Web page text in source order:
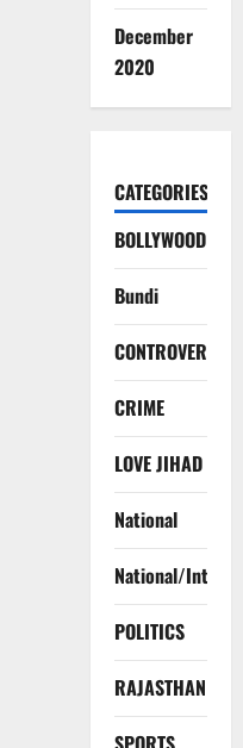
December
2020
CATEGORIES
BOLLYWOOD
Bundi
CONTROVERSY
CRIME
LOVE JIHAD
National
National/
POLITICS
RAJASTHAN